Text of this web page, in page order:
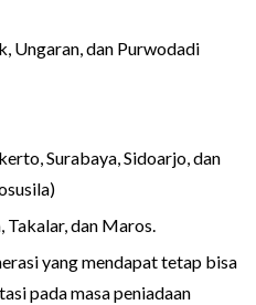
Ungaran, dan Purwodadi
Surabaya, Sidoarjo, dan
Takalar, dan Maros.
yang mendapat tetap bisa
pada masa peniadaan